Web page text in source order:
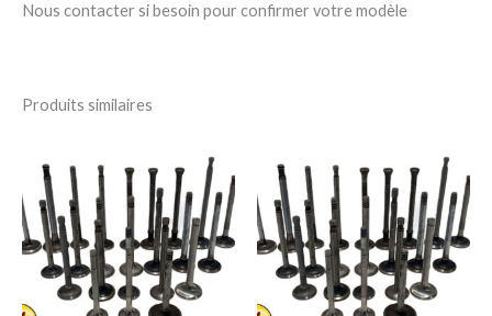
Nous contacter si besoin pour confirmer votre modèle
Produits similaires
produit
a
plusieurs
variations.
a